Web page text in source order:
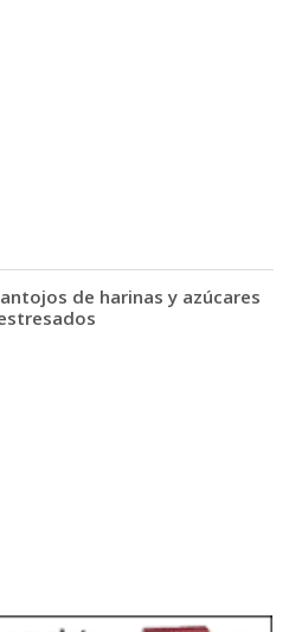
de harinas y azúcares